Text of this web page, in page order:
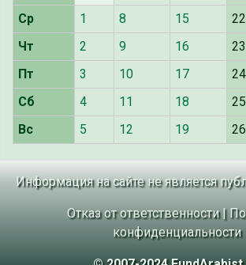
Ср
1 8 15 22
Чт
2 9 16 23
Пт
3 10 17 24
Сб
4 11 18
25
Вс
5 12 19 26
Информация на сайте не является
Отказ от ответственности|
конфиденциальности